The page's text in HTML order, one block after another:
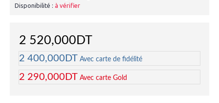
Disponibilité : à vérifier
2 520,000DT
2 400,000DT Avec carte de fidélité
2 290,000DT Avec carte Gold